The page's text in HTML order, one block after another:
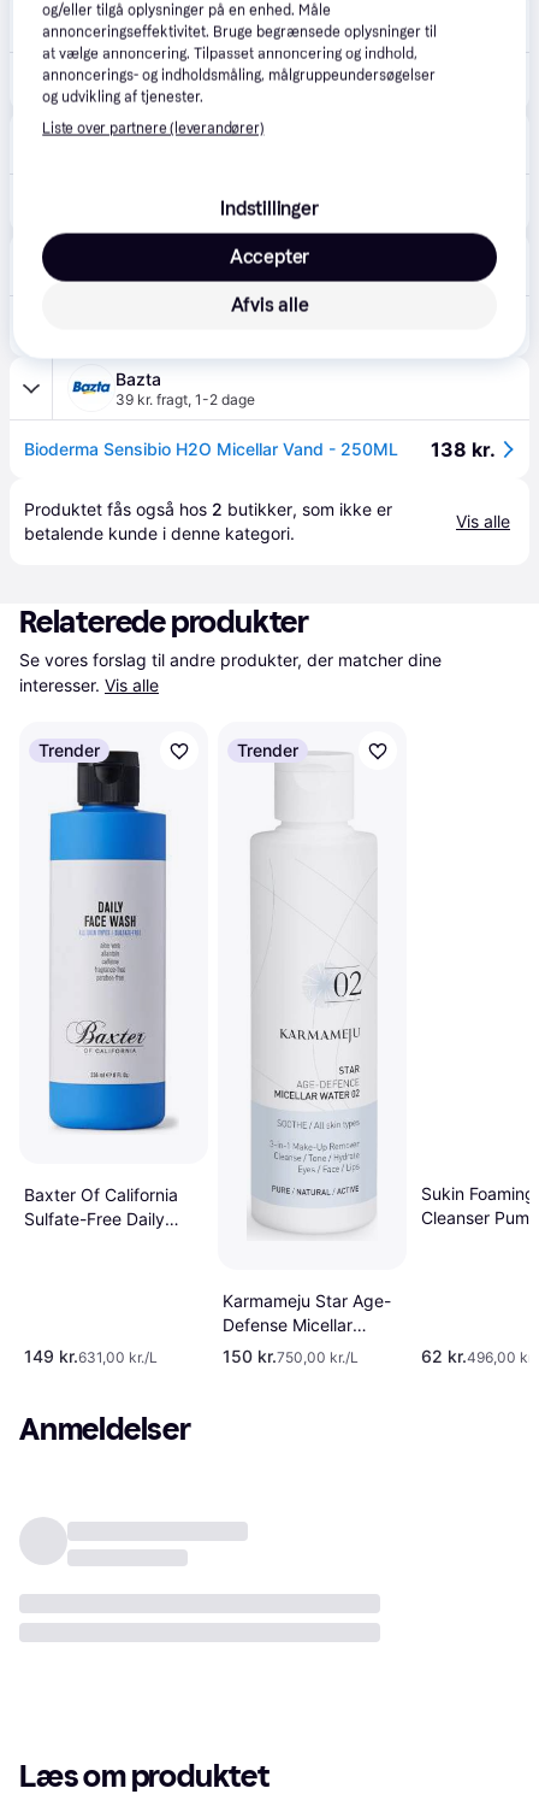
MyHair
36 kr. fragt,1-2 dage
Bioderma Sensibio H2O Micellar Water Makeup Remover 250 ml.
Deloox 4.5(31)
Bazta
39 kr. fragt, 1-2 dage
Bioderma Sensibio H2O Micellar Vand - 250ML 138 kr.
Produktet fås også hos 2 butikker, som ikke er
betalende kunde i denne kategori.
Vis alle
Relaterede produkter
Se vores forslag til andre produkter, der matcher dine
interesser. Vis alle
Trender
Baxter Of California
Sulfate-Free Daily
149 kr.631,00 kr./L
Trender
Karmameju Star Age-
Defense Micellar
Water 02 200ml
150 kr.750,00 kr./L
Sukin
Cleanser
62 kr.496,00
Anmeldelser
Læs om produktet
og/eller tilgå oplysninger på en enhed. Måle
annonceringseffektivitet. Bruge begrænsede oplysninger til
at vælge annoncering. Tilpasset annoncering og indhold,
annoncerings- og indholdsmåling, målgruppeundersøgelser
og udvikling af tjenester.
Liste over partnere (leverandører)
Indstillinger
Afvis alle
Accepter